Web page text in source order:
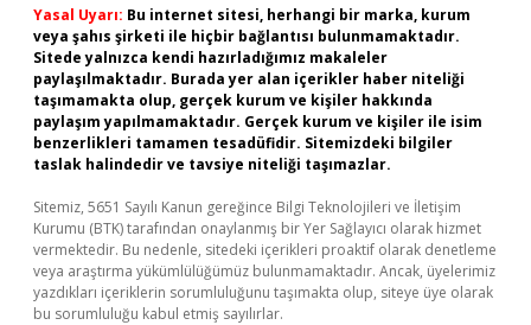
Yasal Uyarı: Bu internet sitesi, herhangi bir marka, kurum
veya şahıs şirketi ile hiçbir bağlantısı bulunmamaktadır.
Sitede yalnızca kendi hazırladığımız makaleler
paylaşılmaktadır. Burada yer alan içerikler haber niteliği
taşımamakta olup, gerçek kurum ve kişiler hakkında
paylaşım yapılmamaktadır. Gerçek kurum ve kişiler ile isim
benzerlikleri tamamen tesadüfidir. Sitemizdeki bilgiler
taslak halindedir ve tavsiye niteliği taşımazlar.
Sitemiz, 5651 Sayılı Kanun gereğince Bilgi Teknolojileri ve İletişim
Kurumu (BTK) tarafından onaylanmış bir Yer Sağlayıcı olarak hizmet
vermektedir. Bu nedenle, sitedeki içerikleri proaktif olarak denetleme
veya araştırma yükümlülüğümüz bulunmamaktadır. Ancak, üyelerimiz
yazdıkları içeriklerin sorumluluğunu taşımakta olup, siteye üye olarak
bu sorumluluğu kabul etmiş sayılırlar.